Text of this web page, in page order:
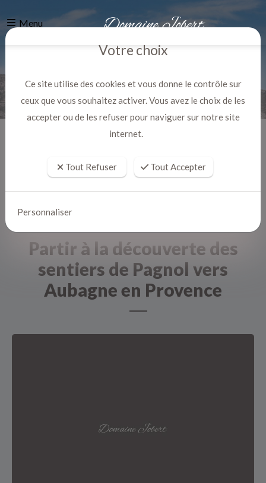
Menu
Partir à la découverte des
sentiers de Pagnol vers
Aubagne en Provence
Votre choix
Ce site utilise des cookies et vous donne le contrôle sur
ceux que vous souhaitez activer. Vous avez le choix de les
accepter ou de les refuser pour naviguer sur notre site
internet.
Tout Refuser Tout Accepter
Personnaliser